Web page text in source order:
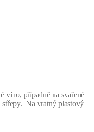
víno, případně na svařené
střepy. Na vratný plastový